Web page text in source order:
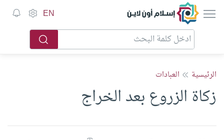
إسلام أون لاين EN
الرئيسية العبادات
زكاة الزروع بعد الخراج